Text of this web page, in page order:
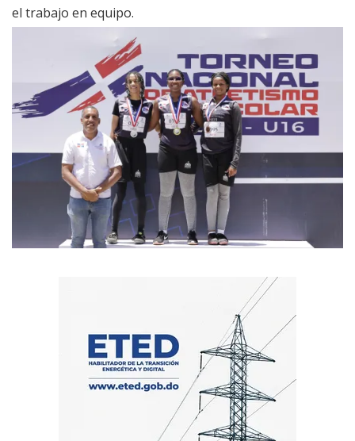
el trabajo en equipo.